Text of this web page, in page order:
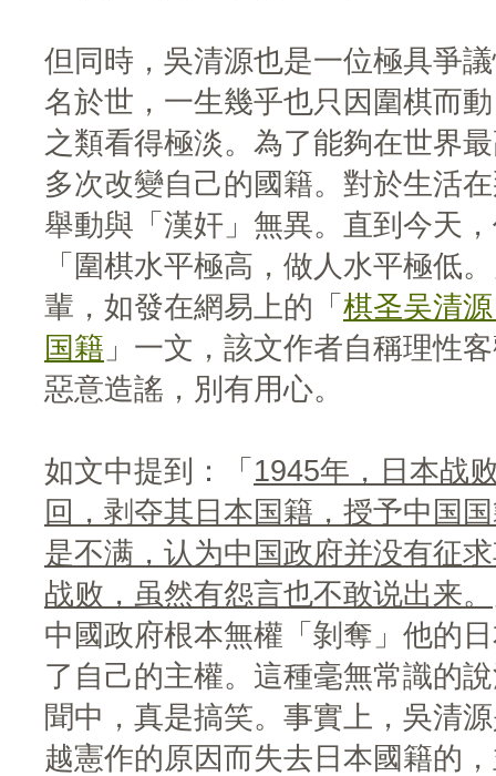
但同時，吳清源也是一位極具爭
名於世，一生幾乎也只因圍棋而
之類看得極淡。為了能夠在世界
多次改變自己的國籍。對於生活
舉動與「漢奸」無異。直到今天
「圍棋水平極高，做人水平極低
輩，如發在網易上的「 棋圣吴清
国籍 」一文，該文作者自稱理性
惡意造謠，別有用心。
如文中提到：「 1945年，日本战
回，剥夺其日本国籍，授予中国
是不满，认为中国政府并没有征
战败，虽然有怨言也不敢说出来。
中國政府根本無權「剝奪」他的
了自己的主權。這種毫無常識的
聞中，真是搞笑。事實上，吳清
越憲作的原因而失去日本國籍的